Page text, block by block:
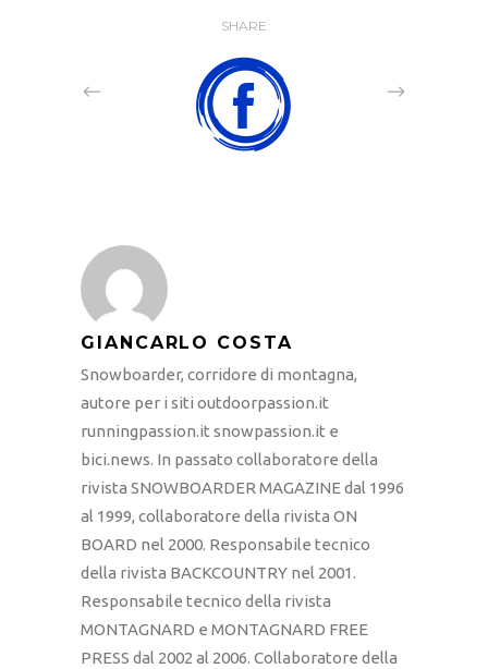
SHARE
GIANCARLO COSTA
Snowboarder, corridore di montagna,
autore per i siti outdoorpassion.it
runningpassion.it snowpassion.it e
bici.news. In passato collaboratore della
rivista SNOWBOARDER MAGAZINE dal 1996
al 1999, collaboratore della rivista ON
BOARD nel 2000. Responsabile tecnico
della rivista BACKCOUNTRY nel 2001.
Responsabile tecnico della rivista
MONTAGNARD e MONTAGNARD FREE
PRESS dal 2002 al 2006. Collaboratore della